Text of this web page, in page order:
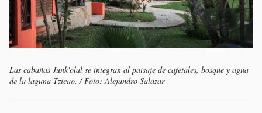
Las cabañas Junk'olal se integran al paisaje de cafetales, bosque y agua
de la laguna Tzicao. / Foto: Alejandro Salazar